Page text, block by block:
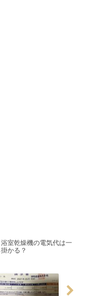
浴室乾燥機の電気代は一
かる？